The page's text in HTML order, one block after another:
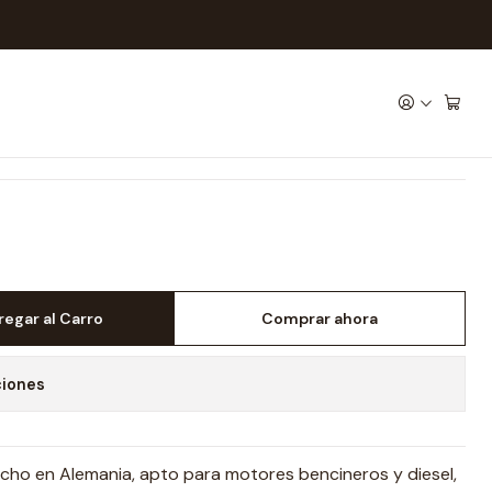
ASIA 5W-30
HIGHTEC SYNT ASIA 5W-
al Carro Comprar ahora
en Alemania, apto para motores bencineros y diesel,